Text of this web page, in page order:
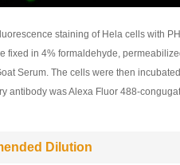
staining of Hela cells with
fixed in 4% formaldehyde,
Serum. The cells were then
antibody was Alexa Fluor 488-
Dilution